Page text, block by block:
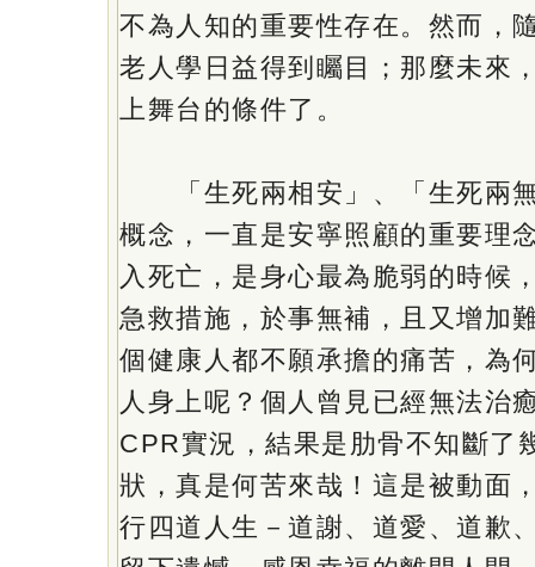
不為人知的重要性存在。然而，
老人學日益得到矚目；那麼未來
上舞台的條件了。
「生死兩相安」、「生死兩
概念，一直是安寧照顧的重要理
入死亡，是身心最為脆弱的時候
急救措施，於事無補，且又增加
個健康人都不願承擔的痛苦，為
人身上呢？個人曾見已經無法治
CPR實況，結果是肋骨不知斷了
狀，真是何苦來哉！這是被動面
行四道人生－道謝、道愛、道歉